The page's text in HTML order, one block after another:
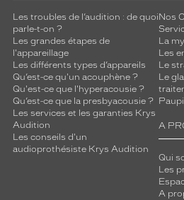
Les troubles de l’audition : de quoi
parle-t-on ?
Les grandes étapes de
l'appareillage
Les différents types d’appareils
Qu’est-ce qu'un acouphène ?
Qu'est-ce que l'hyperacousie ?
Qu’est-ce que la presbyacousie ?
Les services et les garanties Krys
Audition
Les conseils d'un
audioprothésiste Krys Audition
Nos
La
Les
Le
Le
A
Qui
Les
A